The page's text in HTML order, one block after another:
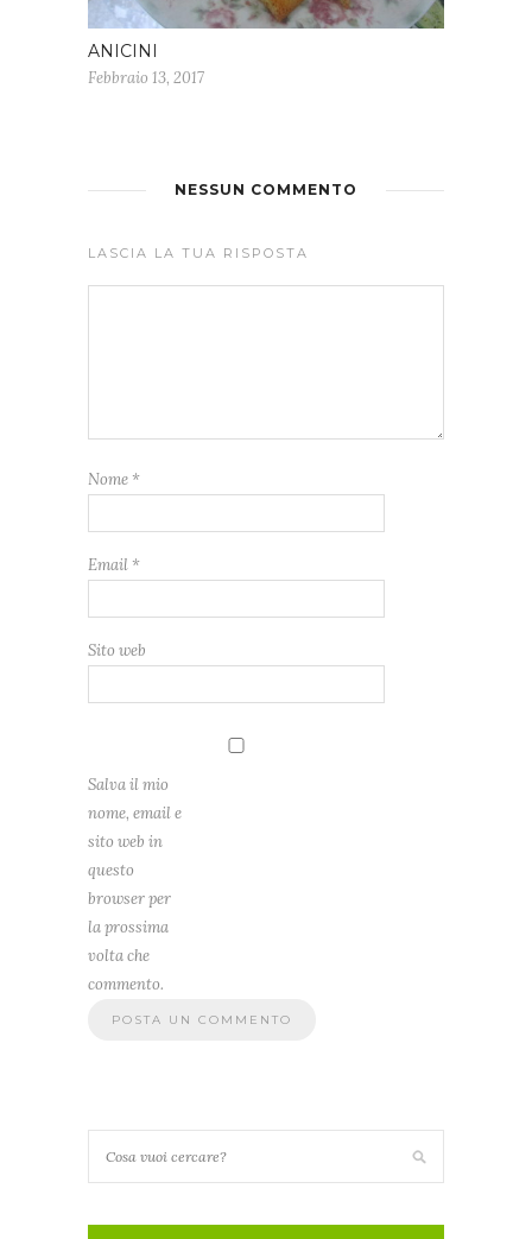
ANICINI
Febbraio 13, 2017
NESSUN COMMENTO
LASCIA LA TUA RISPOSTA
Nome *
Email *
Sito web
Salva il mio
nome, email e
sito web in
questo
browser per
la prossima
volta che
commento.